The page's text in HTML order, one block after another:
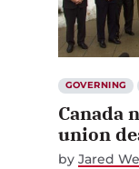
GOVERNING
Canada
union
by Jared